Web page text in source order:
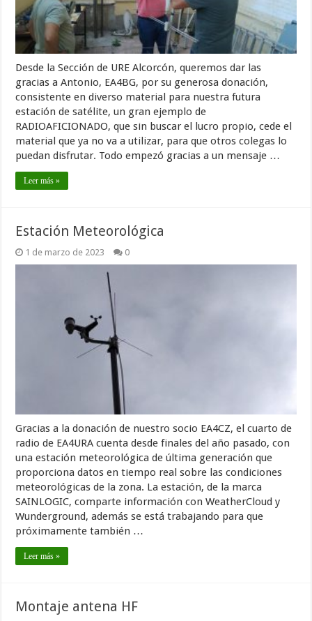
Desde la Sección de URE Alcorcón, queremos dar las
gracias a Antonio, EA4BG, por su generosa donación,
consistente en diverso material para nuestra futura
estación de satélite, un gran ejemplo de
RADIOAFICIONADO, que sin buscar el lucro propio, cede el
material que ya no va a utilizar, para que otros colegas lo
puedan disfrutar. Todo empezó gracias a un mensaje …
Leer más »
Estación Meteorológica
1 de marzo de 2023 0
Gracias a la donación de nuestro socio EA4CZ, el cuarto de
radio de EA4URA cuenta desde finales del año pasado, con
una estación meteorológica de última generación que
proporciona datos en tiempo real sobre las condiciones
meteorológicas de la zona. La estación, de la marca
SAINLOGIC, comparte información con WeatherCloud y
Wunderground, además se está trabajando para que
próximamente también …
Leer más »
Montaje antena HF